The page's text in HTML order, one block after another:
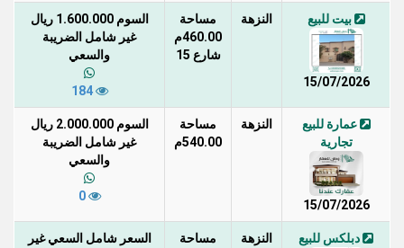
بيت للبيع
15/07/2026
النزهة
مساحة
460.00م
شارع 15
السوم 1.600.000 ريال
غير شامل الضريبة
والسعي
184
عمارة للبيع
تجارية
15/07/2026
النزهة
مساحة
540.00م
السوم 2.000.000 ريال
غير شامل الضريبة
والسعي
0
دبلكس للبيع النزهة
مساحة
السعر شامل السعي غير